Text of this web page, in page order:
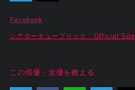
Facebook
シアターキューブリック Official Site
この俳優・女優を教える